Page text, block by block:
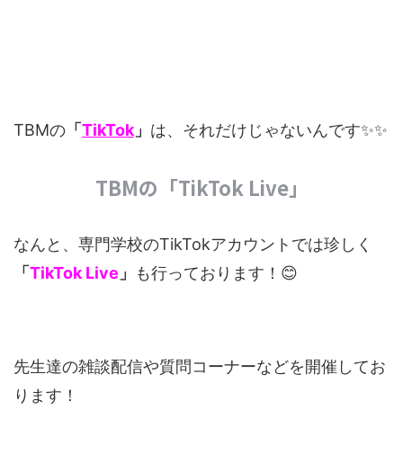
TBMの 「 TikTok 」 は、それだけじゃないんです✨✨
TBMの「TikTok Live」
なんと、専門学校のTikTokアカウントでは珍しく
「 TikTok Live 」 も行っております！😊
先生達の雑談配信や質問コーナーなどを開催してお
ります！